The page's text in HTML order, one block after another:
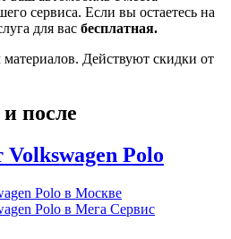
сервиса. Если вы остаетесь на
для вас бесплатная.
Действуют скидки от
после
Polo